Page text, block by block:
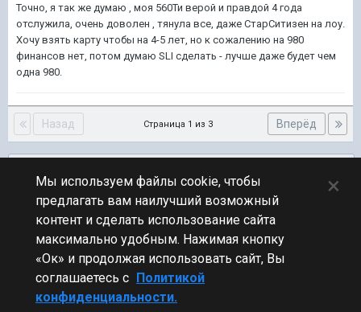
Точно, я так же думаю , моя 560Ти верой и правдой 4 года
отслужила, очень доволен , тянула все, даже СтарСитизен на лоу.
Хочу взять карту чтобы на 4-5 лет, но к сожалению на 980
финансов нет, потом думаю SLI сделать - лучше даже будет чем
одна 980.
Назад Вперёд
Страница 1 из 3
ПЕРЕЙТИ К СПИСКУ ТЕМ
Железо и софт
Стиль
Мы используем файлы cookie, чтобы
предлагать вам наилучший возможный
контент и сделать использование сайта
максимально удобным. Нажимая кнопку
«Ок» и продолжая использовать сайт, Вы
соглашаетесь с Политикой
конфиденциальности.
×